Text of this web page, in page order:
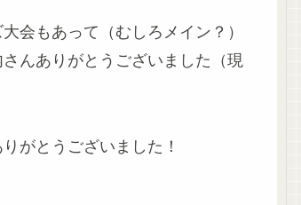
会もあって（むしろメイン？）
んありがとうございました（現
がとうございました！